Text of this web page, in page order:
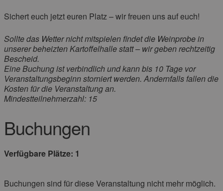
Sichert euch jetzt euren Platz – wir freuen uns auf euch!
Sollte das Wetter nicht mitspielen findet die Weinprobe in
unserer beheizten Kartoffelhalle statt – wir geben rechtzeitig
Bescheid.
Eine Buchung ist verbindlich und kann bis 10 Tage vor
Veranstaltungsbeginn storniert werden. Andernfalls fallen die
Kosten für die Veranstaltung an.
Mindestteilnehmerzahl: 15
Buchungen
Verfügbare Plätze: 1
Buchungen sind für diese Veranstaltung nicht mehr möglich.